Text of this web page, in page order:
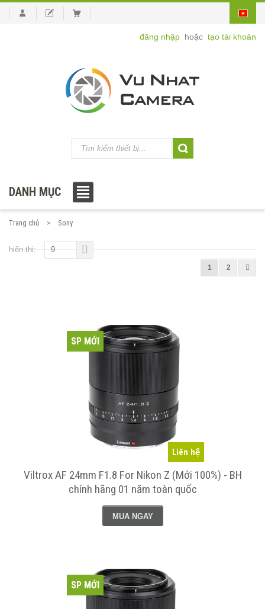
đăng nhập hoặc tạo tài khoản
DANH MỤC
Trang chủ Sony
1 2
hiển thị: 9
Liên hệ
SP MỚI
Viltrox AF 24mm F1.8 For Nikon Z (Mới 100%) - BH
chính hãng 01 năm toàn quốc
MUA NGAY
SP MỚI